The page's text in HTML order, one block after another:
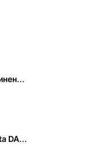
Присоединяйтесь к объединенном ...
Чат, форум и отзывы о Akita DAO (HACHI) - The Hedger